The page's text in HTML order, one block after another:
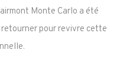
Monte Carlo a été
retourner pour revivre cette